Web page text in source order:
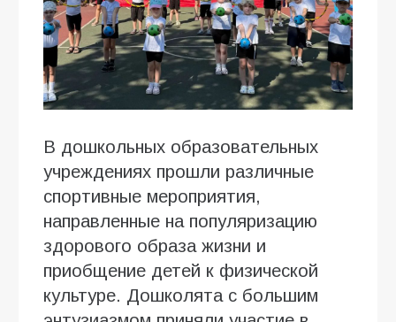
В дошкольных образовательных
учреждениях прошли различные
спортивные мероприятия,
направленные на популяризацию
здорового образа жизни и
приобщение детей к физической
культуре. Дошколята с большим